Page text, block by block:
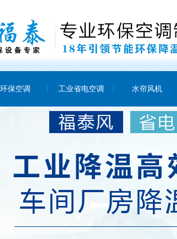
环保空调 工业省电空调 水帘风机